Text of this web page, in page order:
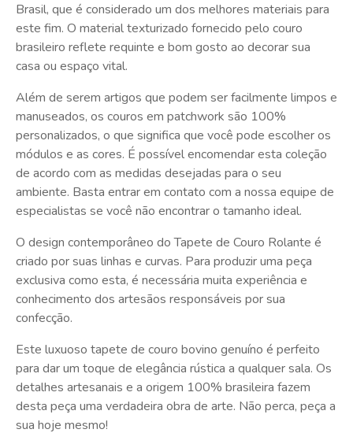
Brasil, que é considerado um dos melhores materiais para
este fim. O material texturizado fornecido pelo couro
brasileiro reflete requinte e bom gosto ao decorar sua
casa ou espaço vital.
Além de serem artigos que podem ser facilmente limpos e
manuseados, os couros em patchwork são 100%
personalizados, o que significa que você pode escolher os
módulos e as cores. É possível encomendar esta coleção
de acordo com as medidas desejadas para o seu
ambiente. Basta entrar em contato com a nossa equipe de
especialistas se você não encontrar o tamanho ideal.
O design contemporâneo do Tapete de Couro Rolante é
criado por suas linhas e curvas. Para produzir uma peça
exclusiva como esta, é necessária muita experiência e
conhecimento dos artesãos responsáveis por sua
confecção.
Este luxuoso tapete de couro bovino genuíno é perfeito
para dar um toque de elegância rústica a qualquer sala. Os
detalhes artesanais e a origem 100% brasileira fazem
desta peça uma verdadeira obra de arte. Não perca, peça a
sua hoje mesmo!